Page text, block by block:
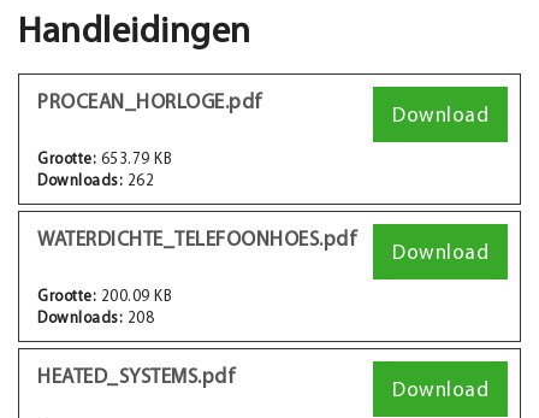
Handleidingen
PROCEAN_HORLOGE.pdf
Download
Grootte: 653.79 KB
Downloads: 262
WATERDICHTE_TELEFOONHOES.pdf
Download
Grootte: 200.09 KB
Downloads: 208
HEATED_SYSTEMS.pdf
Download